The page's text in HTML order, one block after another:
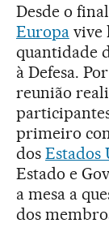
Desde o
Europavive
quantidade
à Defesa.
reunião
primeiro
dos Estados
Estado e
a mesa a
dos